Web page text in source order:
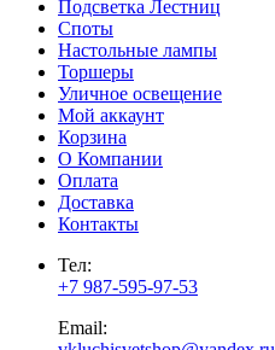
Подсветка Лестниц
Споты
Настольные лампы
Торшеры
Уличное освещение
Мой аккаунт
Корзина
О Компании
Оплата
Доставка
Контакты
Тел:
+7 987-595-97-53
Email: